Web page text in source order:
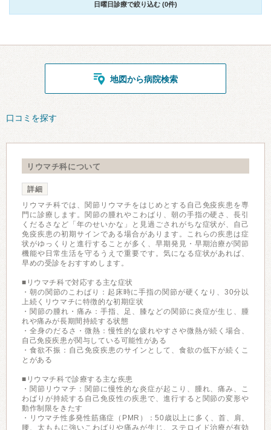
日曜日診療で絞り込む (0件)
地図から病院検索
口コミを探す
リウマチ科について
詳細
リウマチ科では、関節リウマチをはじめとする自己免疫疾患を専
門に診療します。関節の腫れやこわばり、朝の手指の硬さ、長引
くだるさなど「年のせいかな」と見過ごされがちな症状が、自己
免疫疾患の初期サインである場合があります。これらの疾患は症
状がゆっくりと進行することが多く、早期発見・早期治療が関節
機能や日常生活を守るうえで重要です。気になる症状があれば、
早めの受診をおすすめします。
■リウマチ科で対応する主な症状
・朝の関節のこわばり：起床時に手指の関節が硬くなり、30分以
上続くリウマチに特徴的な初期症状
・関節の腫れ・痛み：手指、足、膝などの関節に炎症が生じ、腫
れや痛みが長期間持続する状態
・全身のだるさ・微熱：慢性的な疲れやすさや微熱が続く場合、
自己免疫疾患が関与している可能性がある
・食欲不振：自己免疫疾患のサインとして、食欲の低下が続くこ
とがある
■リウマチ科で診療する主な疾患
・関節リウマチ：関節に慢性的な炎症が起こり、腫れ、痛み、こ
わばりが持続する自己免疫性の疾患で、進行すると関節の変形や
動作制限をきたす
・リウマチ性多発性筋痛症（PMR）：50歳以上に多く、首、肩、
腰、太ももに強いこわばりや痛みが生じ、ステロイド治療が有効